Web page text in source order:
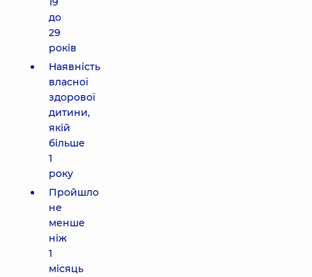
до
29
років
Наявність
власної
здорової
дитини,
якій
більше
1
року
Пройшло
не
менше
ніж
1
місяць